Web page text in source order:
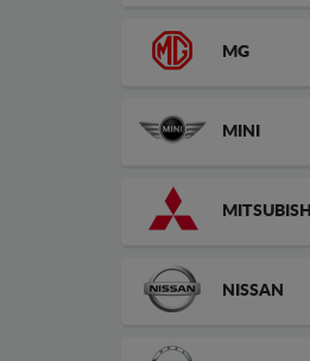
MG
MINI
MITSUBISHI
NISSAN